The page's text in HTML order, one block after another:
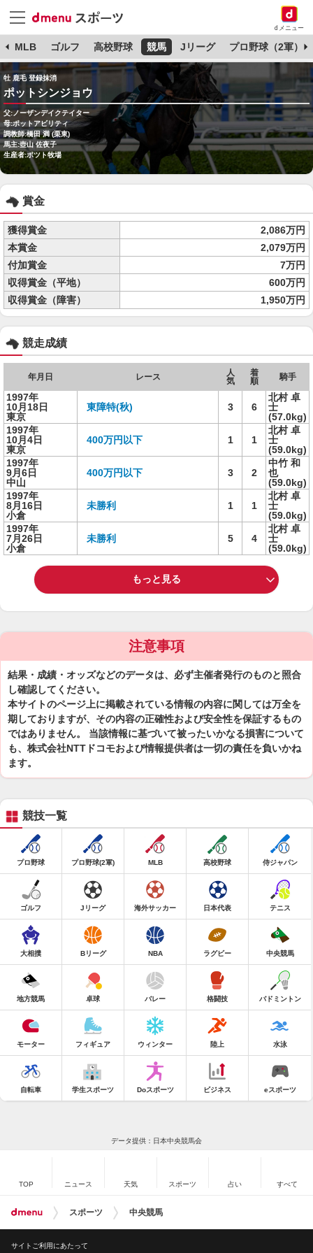
dメニュー
MLB ゴルフ 高校野球 競馬 Jリーグ プロ野球（2軍）
牡 鹿毛 登録抹消
ポットシンジョウ
父:ノーザンデイクテイター
母:ポットアビリティ
調教師:橋田 満 (栗東)
馬主:壺山 佐夜子
生産者:ポツト牧場
賞金
獲得賞金
2,086万円
本賞金
2,079万円
付加賞金
7万円
収得賞金（平地）
600万円
収得賞金（障害）
1,950万円
競走成績
年月日 レース
人
気
着
順
騎手
1997年
10月18日
東京
東障特(秋) 3 6
北村 卓
士
(57.0kg)
1997年
10月4日
東京
400万円以下 1 1
北村 卓
士
(59.0kg)
1997年
9月6日
中山
400万円以下 3 2
中竹 和
也
(59.0kg)
1997年
8月16日
小倉
未勝利 1 1
北村 卓
士
(59.0kg)
1997年
7月26日
小倉
未勝利 5 4
北村 卓
士
(59.0kg)
もっと見る
注意事項
結果・成績・オッズなどのデータは、必ず主催者発行のものと照合
し確認してください。
本サイトのページ上に掲載されている情報の内容に関しては万全を
期しておりますが、その内容の正確性および安全性を保証するもの
ではありません。 当該情報に基づいて被ったいかなる損害について
も、株式会社NTTドコモおよび情報提供者は一切の責任を負いかね
ます。
競技一覧
プロ野球 プロ野球(2軍) MLB 高校野球 侍ジャパン
ゴルフ Jリーグ 海外サッカー 日本代表 テニス
大相撲 Bリーグ NBA ラグビー 中央競馬
地方競馬 卓球 バレー 格闘技 バドミントン
モーター フィギュア ウィンター 陸上 水泳
自転車 学生スポーツ Doスポーツ ビジネス eスポーツ
データ提供：日本中央競馬会
TOP ニュース 天気 スポーツ 占い すべて
スポーツ 中央競馬
サイトご利用にあたって